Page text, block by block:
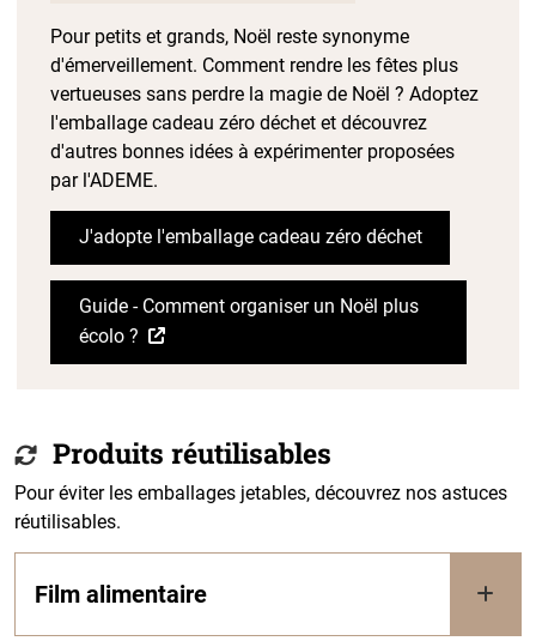
Pour petits et grands, Noël reste synonyme
d'émerveillement. Comment rendre les fêtes plus
vertueuses sans perdre la magie de Noël ? Adoptez
l'emballage cadeau zéro déchet et découvrez
d'autres bonnes idées à expérimenter proposées
par l'ADEME.
J'adopte l'emballage cadeau zéro déchet
Guide - Comment organiser un Noël plus
écolo ?
Produits réutilisables
Pour éviter les emballages jetables, découvrez nos astuces
réutilisables.
Film alimentaire